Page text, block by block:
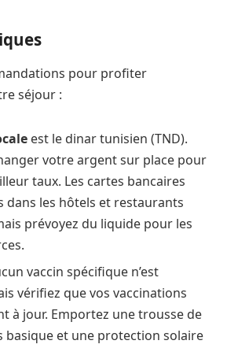
pour profiter
séjour :
est le dinar tunisien (TND).
votre argent sur place pour
taux. Les cartes bancaires
dans les hôtels et restaurants
prévoyez du liquide pour les
vaccin spécifique n’est
vérifiez que vos vaccinations
à jour. Emportez une trousse de
basique et une protection solaire